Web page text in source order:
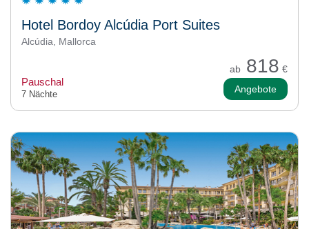
Hotel Bordoy Alcúdia Port Suites
Alcúdia, Mallorca
ab 818 €
Pauschal
7 Nächte Angebote